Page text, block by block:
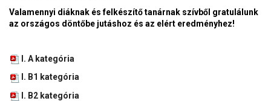
Valamennyi diáknak és felkészítő tanárnak szívből gratulálunk
az országos döntőbe jutáshoz és az elért eredményhez!
I. A kategória
I. B1 kategória
I. B2 kategória